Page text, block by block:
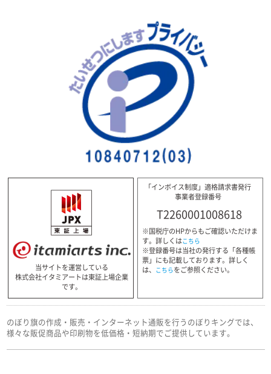
当サイトを運営している
株式会社イタミアートは東証上場企業
です。
「インボイス制度」適格請求書発行
事業者登録番号
T2260001008618
※国税庁のHPからもご確認いただけま
す。詳しくはこちら
※登録番号は当社の発行する「各種帳
票」にも記載しております。詳しく
は、 こちらをご参照ください。
のぼり旗の作成・販売・インターネット通販を行うのぼりキングでは、
様々な販促商品や印刷物を低価格・短納期でご提供しています。